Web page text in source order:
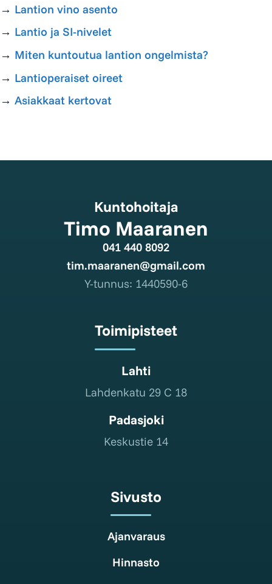
→ Lantion vino asento
→ Lantio ja SI-nivelet
→ Miten kuntoutua lantion ongelmista?
→ Lantioperaiset oireet
→ Asiakkaat kertovat
Kuntohoitaja
Timo Maaranen
041 440 8092
tim.maaranen@gmail.com
Y-tunnus: 1440590-6
Toimipisteet
Lahti
Lahdenkatu 29 C 18
Padasjoki
Keskustie 14
Sivusto
Ajanvaraus
Hinnasto